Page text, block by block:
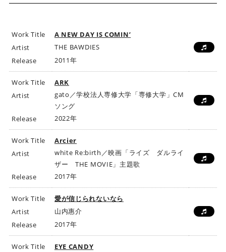
[
タ
ジ
ツ
社
Work Title
A NEW DAY IS COMIN’
Artist
THE BAWDIES
Release
2011年
Work Title
ARK
Artist
gato／学校法人専修大学「専修大学」CM
ソング
Release
2022年
Work Title
Arcier
Artist
white Re:birth／映画「ライズ ダルライ
ザー THE MOVIE」主題歌
Release
2017年
Work Title
愛が信じられないなら
Artist
山内惠介
Release
2017年
Work Title
EYE CANDY